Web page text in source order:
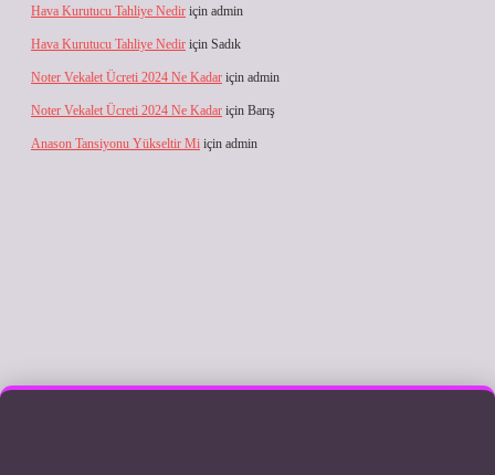
Hava Kurutucu Tahliye Nedir için admin
Hava Kurutucu Tahliye Nedir için Sadık
Noter Vekalet Ücreti 2024 Ne Kadar için admin
Noter Vekalet Ücreti 2024 Ne Kadar için Barış
Anason Tansiyonu Yükseltir Mi için admin
giriş